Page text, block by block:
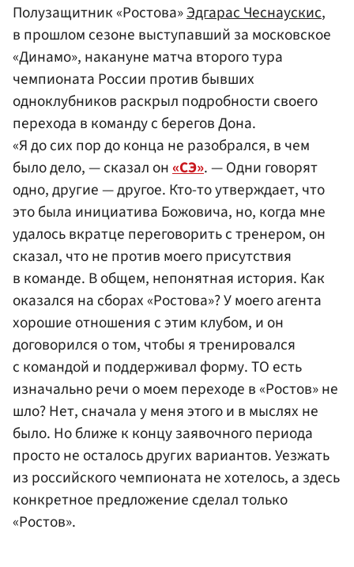
Полузащитник «Ростова»Эдгарас Чеснаускис,
в прошлом сезоне выступавший за московское
«Динамо», накануне матча второго тура
чемпионата России против бывших
одноклубников раскрыл подробности своего
перехода в команду с берегов Дона.
«Я до сих пор до конца не разобрался, в чем
было дело, — сказал он«СЭ». — Одни говорят
одно, другие — другое. Кто-то утверждает, что
это была инициатива Божовича, но, когда мне
удалось вкратце переговорить с тренером, он
сказал, что не против моего присутствия
в команде. В общем, непонятная история. Как
оказался на сборах «Ростова»? У моего агента
хорошие отношения с этим клубом, и он
договорился о том, чтобы я тренировался
с командой и поддерживал форму. ТО есть
изначально речи о моем переходе в «Ростов» не
шло? Нет, сначала у меня этого и в мыслях не
было. Но ближе к концу заявочного периода
просто не осталось других вариантов. Уезжать
из российского чемпионата не хотелось, а здесь
конкретное предложение сделал только
«Ростов».